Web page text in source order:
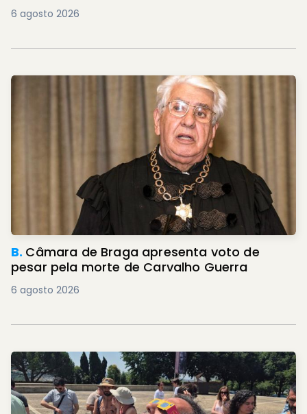
6 agosto 2026
B. Câmara de Braga apresenta voto de
pesar pela morte de Carvalho Guerra
6 agosto 2026